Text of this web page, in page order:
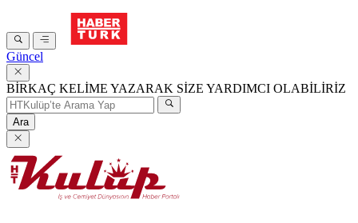
Güncel
BİRKAÇ KELİME YAZARAK SİZE YARDIMCI OLABİLİRİZ
Ara